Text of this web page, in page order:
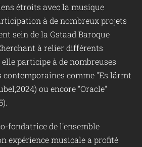
étroits avec la musique
à de nombreux projets
sein de la Gstaad Baroque
à relier différents
participe à de nombreuses
comme "Es lärmt
ou encore "Oracle"
fondatrice de l'ensemble
expérience musicale a profité